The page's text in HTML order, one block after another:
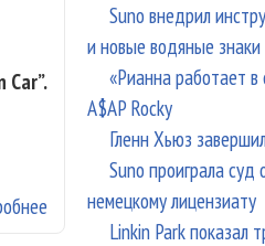
о Sting покатал Mylene
Suno внедрил
и новые водяные знаки
«Рианна работает в
A$AP Rocky
Гленн Хьюз
Suno проиграла
немецкому лицензиату
Linkin Park показал